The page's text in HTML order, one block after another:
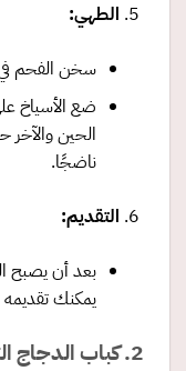
الطهي:
سخن الفحم في
ضع الأسياخ
الحين والآخر
ناضجًا.
التقديم:
بعد أن يصبح
يمكنك تقديمه
2. كباب الدجاج التركي 🐔